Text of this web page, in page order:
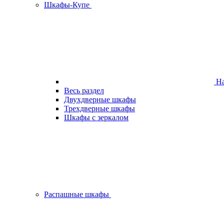
Шкафы-Купе
Весь раздел
Двухдверные шкафы
Трехдверные шкафы
Шкафы с зеркалом
Распашные шкафы